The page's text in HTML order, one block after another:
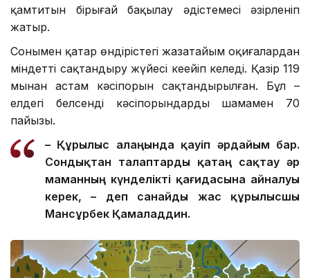
қамтитын бірыңғай бақылау әдістемесі әзірленіп
жатыр.
Сонымен қатар өндірістегі жазатайым оқиғалардан
міндетті сақтандыру жүйесі кеңейіп келеді. Қазір 119
мыңнан астам кәсіпорын сақтандырылған. Бұл –
елдегі белсенді кәсіпорындардың шамамен 70
пайызы.
– Құрылыс алаңында қауіп әрдайым бар.
Сондықтан талаптарды қатаң сақтау әр
маманның күнделікті қағидасына айналуы
керек, – деп санайды жас құрылысшы
Мансұрбек Қамаладдин.